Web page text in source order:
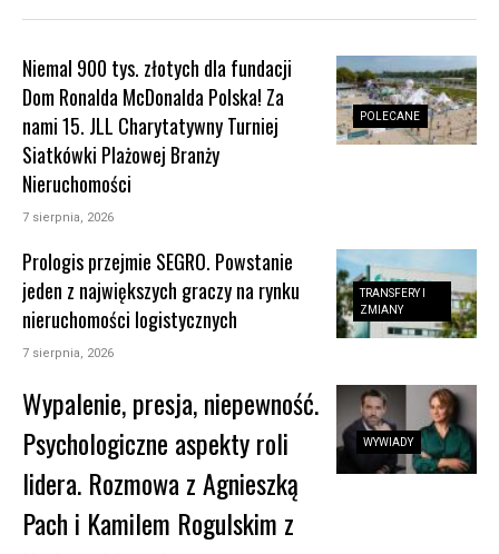
POLECANE
Niemal 900 tys. złotych dla fundacji
Dom Ronalda McDonalda Polska! Za
nami 15. JLL Charytatywny Turniej
Siatkówki Plażowej Branży
Nieruchomości
7 sierpnia, 2026
TRANSFERY I
ZMIANY
Prologis przejmie SEGRO. Powstanie
jeden z największych graczy na rynku
nieruchomości logistycznych
7 sierpnia, 2026
WYWIADY
Wypalenie, presja, niepewność.
Psychologiczne aspekty roli
lidera. Rozmowa z Agnieszką
Pach i Kamilem Rogulskim z